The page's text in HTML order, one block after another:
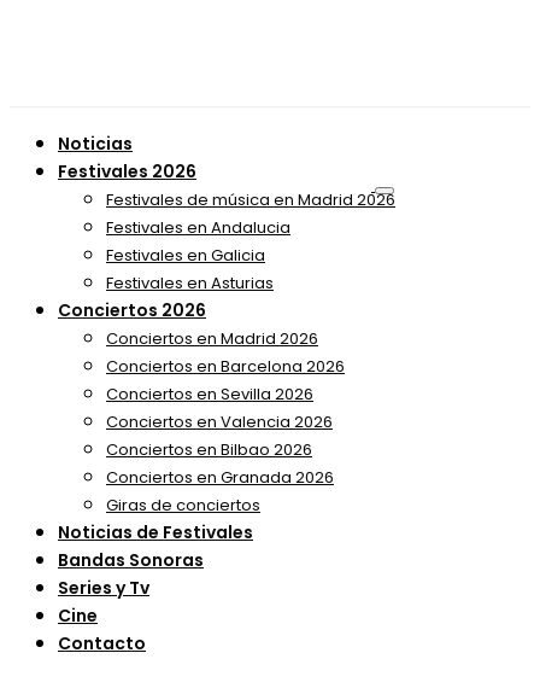
Noticias
Festivales 2026
Festivales de música en Madrid 2026
Festivales en Andalucia
Festivales en Galicia
Festivales en Asturias
Conciertos 2026
Conciertos en Madrid 2026
Conciertos en Barcelona 2026
Conciertos en Sevilla 2026
Conciertos en Valencia 2026
Conciertos en Bilbao 2026
Conciertos en Granada 2026
Giras de conciertos
Noticias de Festivales
Bandas Sonoras
Series y Tv
Cine
Contacto